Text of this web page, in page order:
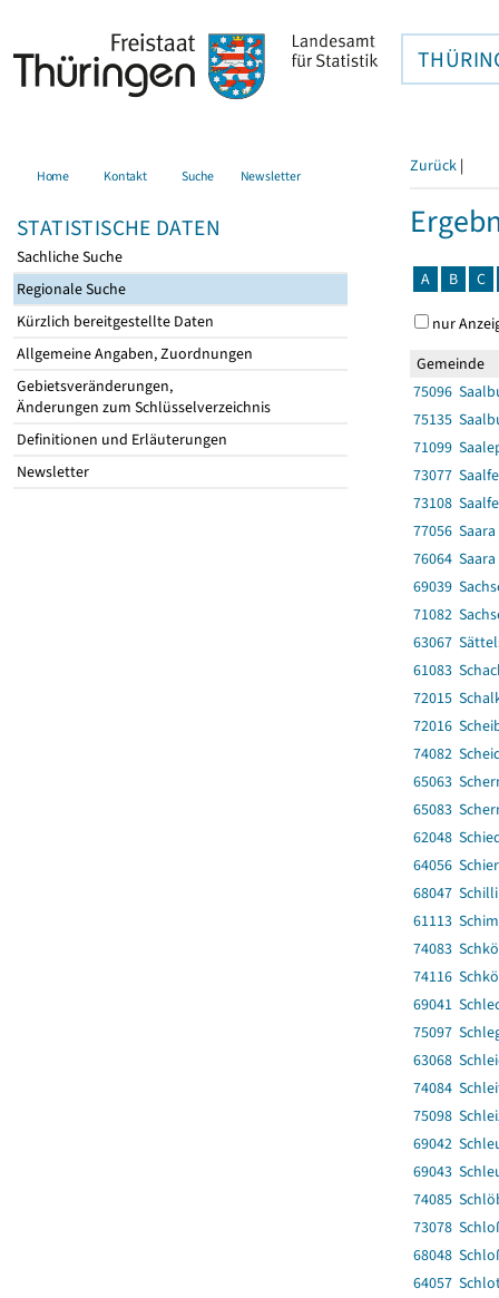
Home Kontakt Suche Newsletter
STATISTISCHE DATEN
Sachliche Suche
Regionale Suche
Kürzlich bereitgestellte Daten
Allgemeine Angaben, Zuordnungen
Gebietsveränderungen,
Änderungen zum Schlüsselverzeichnis
Definitionen und Erläuterungen
Newsletter
Zurück |
A B C
nur
Gemeinde
75096
75135
71099
73077
73108
77056 Saara
76064 Saara
69039
71082
63067
61083
72015
72016
74082
65063
65083
62048
64056
68047
61113
74083
74116
69041
75097
63068
74084
75098
69042
69043
74085
73078
68048
64057